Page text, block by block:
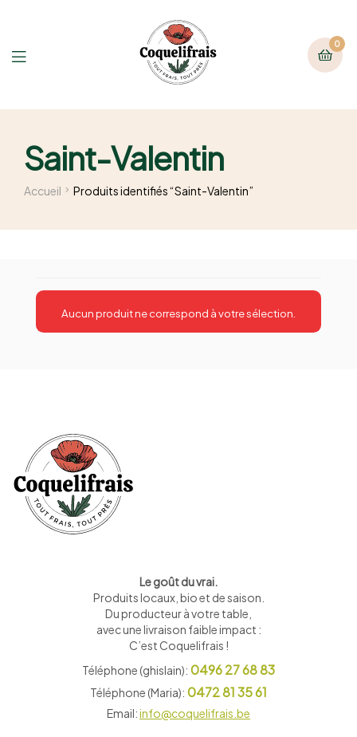
0
Saint-Valentin
Accueil Produits identifiés “Saint-Valentin”
Aucun produit ne correspond à votre sélection.
Le goût du vrai.
Produits locaux, bio et de saison
Du producteur à votre table,
avec une livraison faible impact :
C’est Coquelifrais !
Téléphone (ghislain): 0496 27 68 83
Téléphone (Maria): 0472 81 35 61
Email:info@coquelifrais.be